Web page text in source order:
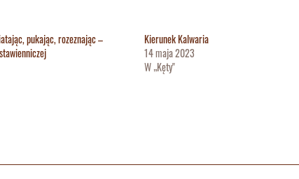
pukając, rozeznając –
Kierunek Kalwaria
14 maja 2023
W „Kęty"